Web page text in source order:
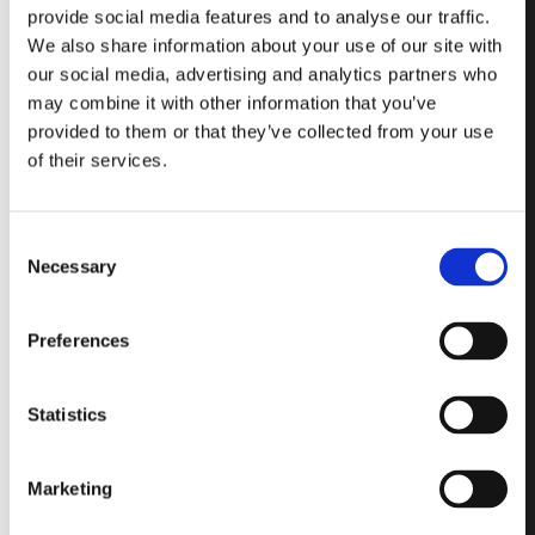
provide social media features and to analyse our traffic.
We also share information about your use of our site with
our social media, advertising and analytics partners who
may combine it with other information that you’ve
provided to them or that they’ve collected from your use
of their services.
Selection
Necessary
Preferences
Statistics
Marketing
Formats et
Épaisseurs:
Idéal pour les
murs plus
plus fins que
standards.
pour les structures
verticales de différents